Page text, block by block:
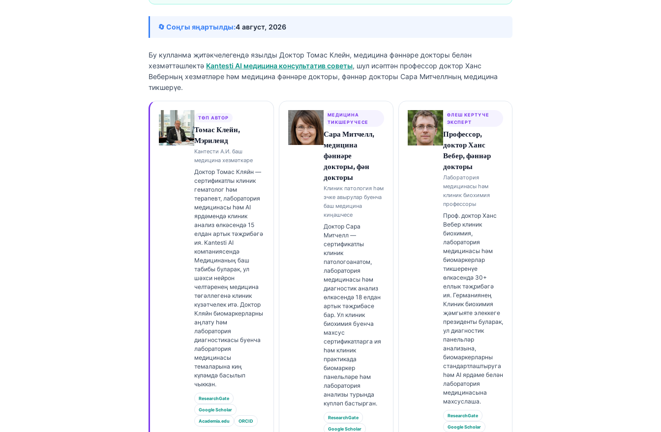
🔄 Соңгы яңартылды:4 август, 2026
Бу кулланма җитәкчелегендә язылды Доктор Томас Клейн, медицина фәннәре докторы белән
хезмәттәшлектә Kantesti AI медицина консультатив советы, шул исәптән профессор доктор Ханс
Веберның хезмәтләре һәм медицина фәннәре докторы, фәннәр докторы Сара Митчеллның медицина
тикшерүе.
ТӨП АВТОР
Томас Клейн,
Мэриленд
Кантести А.И. баш
медицина хезмәткәре
Доктор Томас Кляйн —
сертификатлы клиник
гематолог һәм
терапевт, лаборатория
медицинасы һәм AI
ярдәмендә клиник
анализ өлкәсендә 15
елдан артык тәҗрибәгә
ия. Kantesti AI
компаниясендә
Медицинаның баш
табибы буларак, ул
шәхси нейрон
челтәренең медицина
төгәллегенә клиник
күзәтчелек итә. Доктор
Кляйн биомаркерларны
аңлату һәм
лаборатория
диагностикасы буенча
лаборатория
медицинасы
темаларына киң
күләмдә басылып
чыккан.
ResearchGate
Google Scholar
Academia.edu ORCID
МЕДИЦИНА
ТИКШЕРҮЧЕСЕ
Сара Митчелл,
медицина
фәннәре
докторы, фән
докторы
Клиник патология һәм
эчке авырулар буенча
баш медицина
киңәшчесе
Доктор Сара
Митчелл —
сертификатлы
клиник
патологоанатом,
лаборатория
медицинасы һәм
диагностик анализ
өлкәсендә 18 елдан
артык тәҗрибәсе
бар. Ул клиник
биохимия буенча
махсус
сертификатларга ия
һәм клиник
практикада
биомаркер
панельләре һәм
лаборатория
анализы турында
күпләп бастырган.
ResearchGate
Google Scholar
ӨЛЕШ КЕРТҮЧЕ
ЭКСПЕРТ
Профессор,
доктор Ханс
Вебер, фәннәр
докторы
Лаборатория
медицинасы һәм
клиник биохимия
профессоры
Проф. доктор Ханс
Вебер клиник
биохимия,
лаборатория
медицинасы һәм
биомаркерлар
тикшеренүе
өлкәсендә 30+
еллык тәҗрибәгә
ия. Германиянең
Клиник биохимия
җәмгыяте элеккеге
президенты буларак,
ул диагностик
панельләр
анализына,
биомаркерларны
стандартлаштыруга
һәм AI ярдәме белән
лаборатория
медицинасына
махсуслаша.
ResearchGate
Google Scholar